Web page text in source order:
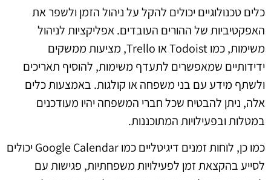
כלים טכנולוגיים יכולים להקל על ניהול הזמן ולשפר את
האפקטיביות של ההורים העובדים. אפליקציות לניהול
משימות, כמו Todoist או Trello, מציעות ממשקים
ידידותיים שמאפשרים לתעדף משימות, להוסיף תאריכים
ולשתף מידע עם בני משפחה או קולגות. באמצעות כלים
אלה, ניתן להבטיח שכל חברי המשפחה יהיו מעודכנים
במטלות ובפעילויות המתוכננות.
כמו כן, לוחות זמנים דיגיטליים כמו Google Calendar יכולים
לסייע בהקצאת זמן לפעילויות משפחתיות, פגישות עם